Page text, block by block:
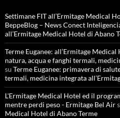
Settimane FIT all’Ermitage Medical
BeppeBlog – News Conect
all’Ermitage Medical Hotel di Abano
Terme Euganee: all’Ermitage
natura, acqua e fanghi termali,
su Terme Euganee: primavera di
termali, medicina integrata
L'Ermitage Medical Hotel ed il
mentre perdi peso - Ermitage Bel Air
Medical Hotel di Abano Terme